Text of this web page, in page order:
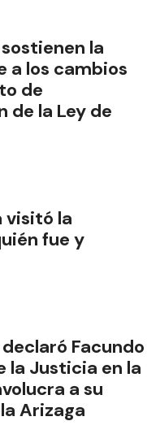
la
a los cambios
de
de la Ley de
visitó la
fue y
Facundo
la Justicia en la
a su
Arizaga